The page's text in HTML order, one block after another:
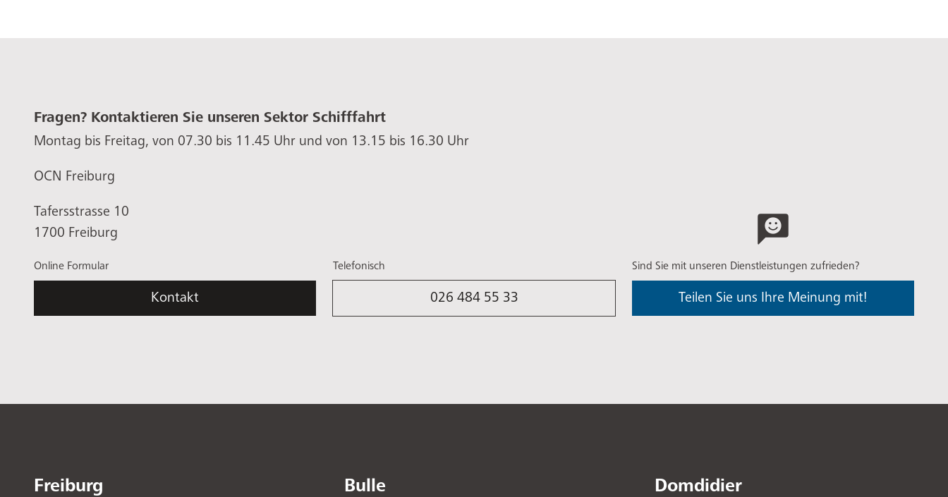
Fragen? Kontaktieren Sie unseren Sektor Schifffahrt
Montag bis Freitag, von 07.30 bis 11.45 Uhr und von 13.15 bis 16.30 Uhr
OCN Freiburg
Tafersstrasse 10
1700 Freiburg
Online Formular
Kontakt
Telefonisch
026 484 55 33
Sind Sie mit unseren Dienstleistungen zufrieden?
Teilen Sie uns Ihre Meinung mit!
Freiburg Bulle Domdidier